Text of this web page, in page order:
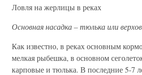
Ловля на жерлицы в реках
Основная насадка – тюлька или
Как известно, в реках основным
мелкая рыбешка, в основном
карповые и тюлька. В последние 5-7